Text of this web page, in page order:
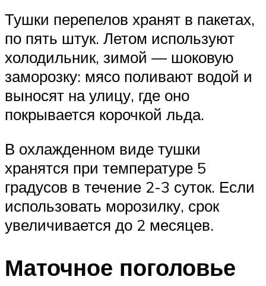
Тушки перепелов хранят в пакетах,
по пять штук. Летом используют
холодильник, зимой — шоковую
заморозку: мясо поливают водой и
выносят на улицу, где оно
покрывается корочкой льда.
В охлажденном виде тушки
хранятся при температуре 5
градусов в течение 2-3 суток. Если
использовать морозилку, срок
увеличивается до 2 месяцев.
Маточное поголовье